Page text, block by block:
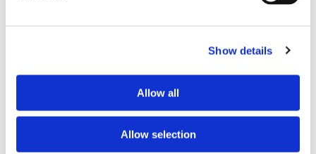
Show details
Allow all
Allow selection
Lars ”Lasse” Fransén